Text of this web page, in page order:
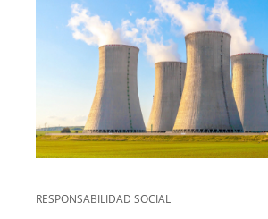
RESPONSABILIDAD SOCIAL